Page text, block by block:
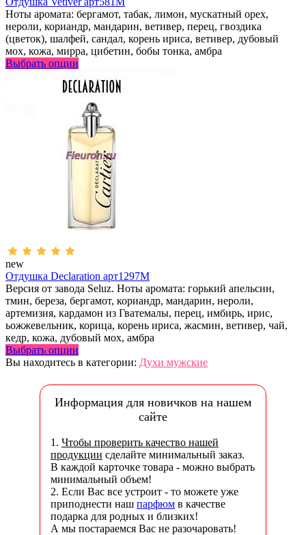
Ноты аромата: бергамот, табак, лимон, мускатный орех,
нероли, кориандр, мандарин, ветивер, перец, гвоздика
(цветок), шалфей, сандал, корень ириса, ветивер, дубовый
мох, кожа, мирра, цибетин, бобы тонка, амбра
Выбрать опции
new
Отдушка Declaration арт1297M
Версия от завода Seluz. Ноты аромата: горький апельсин,
тмин, береза, бергамот, кориандр, мандарин, нероли,
артемизия, кардамон из Гватемалы, перец, имбирь, ирис,
ьожжевельник, корица, корень ириса, жасмин, ветивер, чай,
кедр, кожа, дубовый мох, амбра
Выбрать опции
Вы находитесь в категории: Духи мужские
Информация для новичков на нашем
сайте
1. Чтобы проверить качество нашей
продукции сделайте минимальный заказ.
В каждой карточке товара - можно выбрать
минимальный объем!
2. Если Вас все устроит - то можете уже
приподнести наш парфюм в качестве
подарка для родных и близких!
А мы постараемся Вас не разочаровать!